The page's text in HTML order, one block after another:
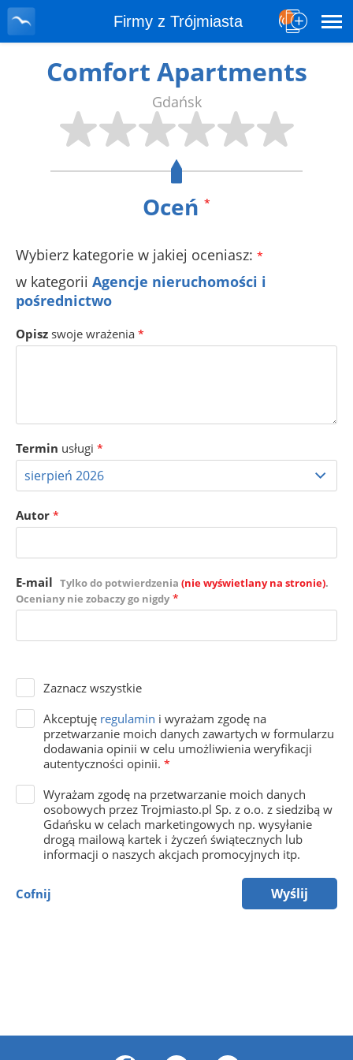
Firmy z Trójmiasta
Comfort Apartments
Gdańsk
Oceń *
Wybierz kategorie w jakiej oceniasz: *
w kategorii Agencje nieruchomości i
pośrednictwo
Opisz swoje wrażenia *
Termin usługi *
Autor *
E-mail Tylko do potwierdzenia (nie wyświetlany na stronie).
Oceniany nie zobaczy go nigdy *
Zaznacz wszystkie
Akceptuję regulamin i wyrażam zgodę na
przetwarzanie moich danych zawartych w formularzu
dodawania opinii w celu umożliwienia weryfikacji
autentyczności opinii. *
Wyrażam zgodę na przetwarzanie moich danych
osobowych przez Trojmiasto.pl Sp. z o.o. z siedzibą w
Gdańsku w celach marketingowych np. wysyłanie
drogą mailową kartek i życzeń świątecznych lub
informacji o naszych akcjach promocyjnych itp.
Cofnij Wyślij